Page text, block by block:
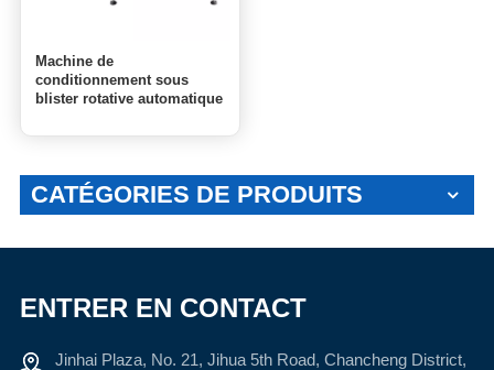
Machine de
conditionnement sous
blister rotative automatique
CATÉGORIES DE PRODUITS
ENTRER EN CONTACT
Jinhai Plaza, No. 21, Jihua 5th Road, Chancheng District,